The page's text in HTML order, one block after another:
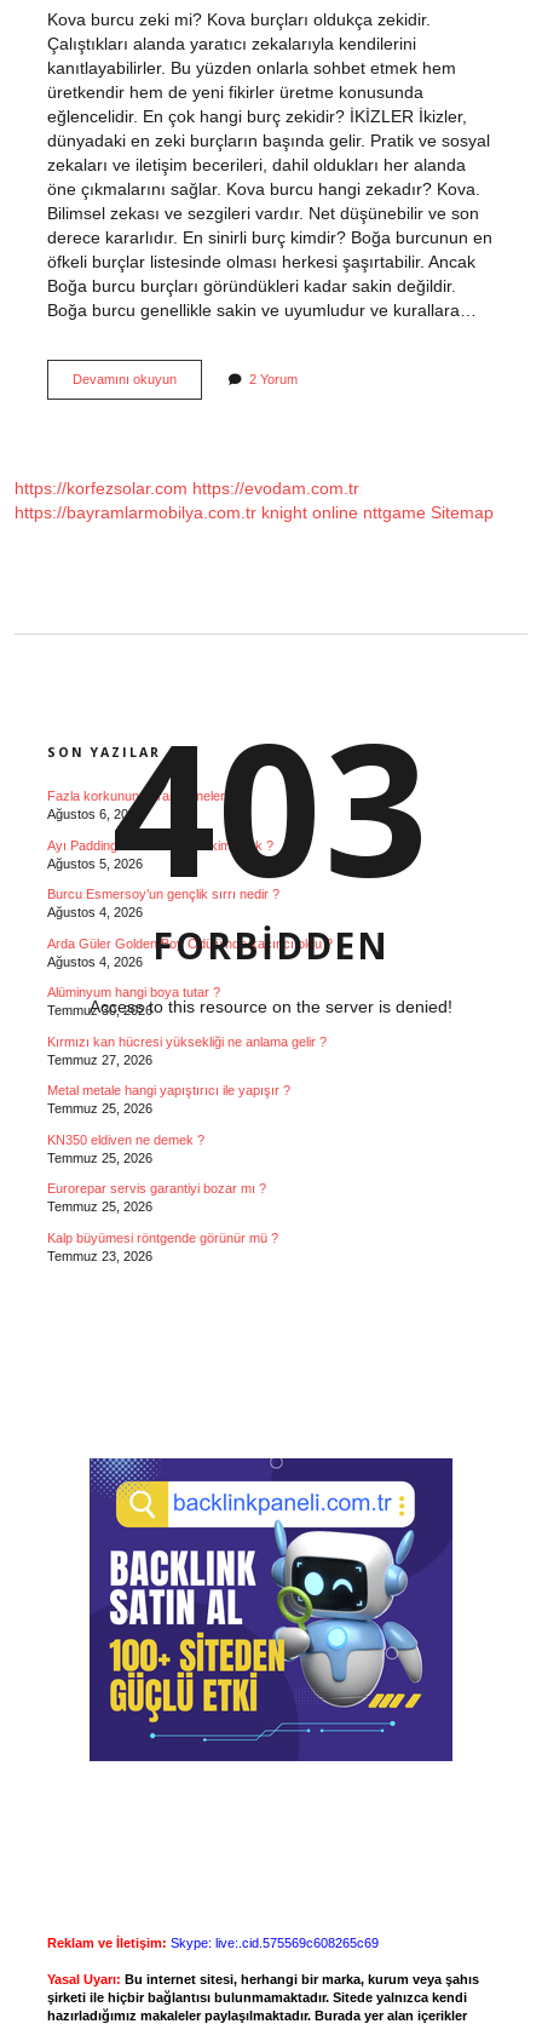
Kova burcu zeki mi? Kova burçları oldukça zekidir.
Çalıştıkları alanda yaratıcı zekalarıyla kendilerini
kanıtlayabilirler. Bu yüzden onlarla sohbet etmek hem
üretkendir hem de yeni fikirler üretme konusunda
eğlencelidir. En çok hangi burç zekidir? İKİZLER İkizler,
dünyadaki en zeki burçların başında gelir. Pratik ve sosyal
zekaları ve iletişim becerileri, dahil oldukları her alanda
öne çıkmalarını sağlar. Kova burcu hangi zekadır? Kova.
Bilimsel zekası ve sezgileri vardır. Net düşünebilir ve son
derece kararlıdır. En sinirli burç kimdir? Boğa burcunun en
öfkeli burçlar listesinde olması herkesi şaşırtabilir. Ancak
Boğa burcu burçları göründükleri kadar sakin değildir.
Boğa burcu genellikle sakin ve uyumludur ve kurallara…
Devamını okuyunEn
Zeki
2 Yorum
https://korfezsolar.com https://evodam.com.tr
https://bayramlarmobilya.com.tr knight online nttgame Sitemap
SON YAZILAR
Fazla korkunun zararları nelerdir ?
Ağustos 6, 2026
Ayı Paddington seslendiren kim Türk ?
Ağustos 5, 2026
Burcu Esmersoy’un gençlik sırrı nedir ?
Ağustos 4, 2026
Arda Güler Golden Boy Ödülü’nde kaçıncı oldu ?
Ağustos 4, 2026
Alüminyum hangi boya tutar ?
Temmuz 30, 2026
Kırmızı kan hücresi yüksekliği ne anlama gelir ?
Temmuz 27, 2026
Metal metale hangi yapıştırıcı ile yapışır ?
Temmuz 25, 2026
KN350 eldiven ne demek ?
Temmuz 25, 2026
Eurorepar servis garantiyi bozar mı ?
Temmuz 25, 2026
Kalp büyümesi röntgende görünür mü ?
Temmuz 23, 2026
Reklam ve İletişim: Skype: live:.cid.575569c608265c69
Yasal Uyarı: Bu internet sitesi, herhangi bir marka, kurum veya şahıs
şirketi ile hiçbir bağlantısı bulunmamaktadır. Sitede yalnızca kendi
hazırladığımız makaleler paylaşılmaktadır. Burada yer alan içerikler
403
FORBIDDEN
Access to this resource on the server is denied!